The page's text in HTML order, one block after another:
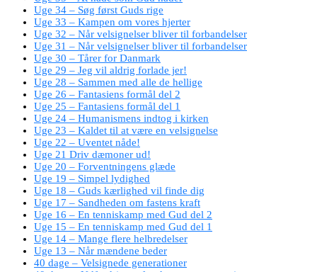
Uge 34 – Søg først Guds rige
Uge 33 – Kampen om vores hjerter
Uge 32 – Når velsignelser bliver til forbandelser
Uge 31 – Når velsignelser bliver til forbandelser
Uge 30 – Tårer for Danmark
Uge 29 – Jeg vil aldrig forlade jer!
Uge 28 – Sammen med alle de hellige
Uge 26 – Fantasiens formål del 2
Uge 25 – Fantasiens formål del 1
Uge 24 – Humanismens indtog i kirken
Uge 23 – Kaldet til at være en velsignelse
Uge 22 – Uventet nåde!
Uge 21 Driv dæmoner ud!
Uge 20 – Forventningens glæde
Uge 19 – Simpel lydighed
Uge 18 – Guds kærlighed vil finde dig
Uge 17 – Sandheden om fastens kraft
Uge 16 – En tenniskamp med Gud del 2
Uge 15 – En tenniskamp med Gud del 1
Uge 14 – Mange flere helbredelser
Uge 13 – Når mændene beder
40 dage – Velsignede generationer